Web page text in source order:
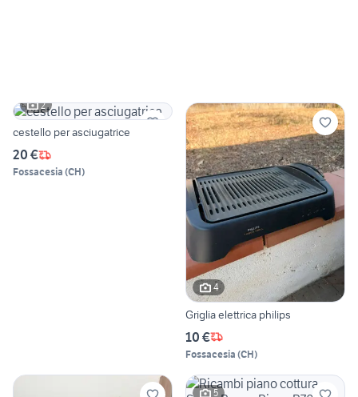
2
cestello per asciugatrice
20 €
Fossacesia (CH)
4
Griglia elettrica philips
10 €
Fossacesia (CH)
5